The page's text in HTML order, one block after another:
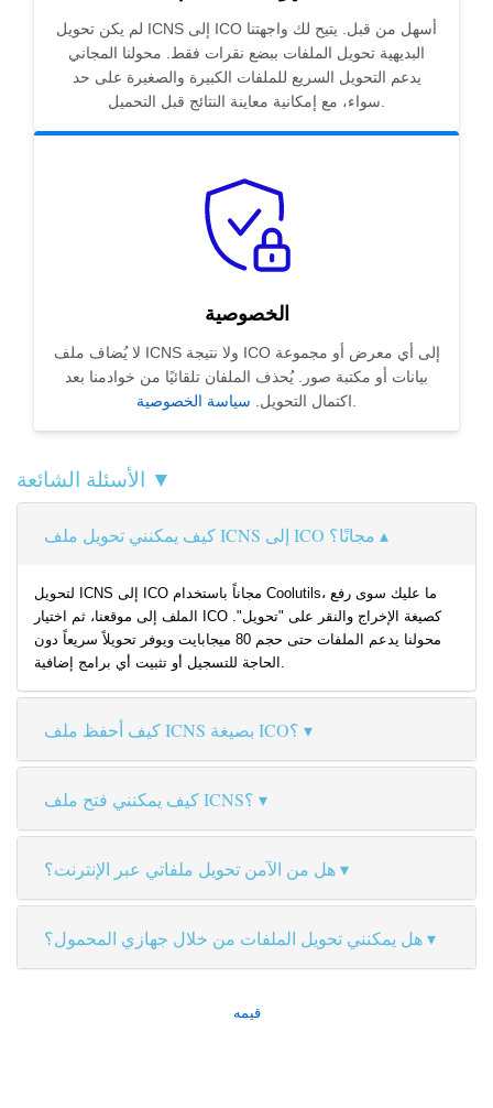
لم يكن تحويل ICNS إلى ICO أسهل من قبل. يتيح لك واجهتنا
البديهية تحويل الملفات ببضع نقرات فقط. محولنا المجاني
يدعم التحويل السريع للملفات الكبيرة والصغيرة على حد
سواء، مع إمكانية معاينة النتائج قبل التحميل.
الخصوصية
لا يُضاف ملف ICNS ولا نتيجة ICO إلى أي معرض أو مجموعة
بيانات أو مكتبة صور. يُحذف الملفان تلقائيًا من خوادمنا بعد
اكتمال التحويل. سياسة الخصوصية .
الأسئلة الشائعة ▼
كيف يمكنني تحويل ملف ICNS إلى ICO مجانًا؟
لتحويل ICNS إلى ICO مجاناً باستخدام Coolutils، ما عليك سوى رفع
الملف إلى موقعنا، ثم اختيار ICO كصيغة الإخراج والنقر على "تحويل".
محولنا يدعم الملفات حتى حجم 80 ميجابايت ويوفر تحويلاً سريعاً دون
الحاجة للتسجيل أو تثبيت أي برامج إضافية.
كيف أحفظ ملف ICNS بصيغة ICO؟
كيف يمكنني فتح ملف ICNS؟
هل من الآمن تحويل ملفاتي عبر الإنترنت؟
هل يمكنني تحويل الملفات من خلال جهازي المحمول؟
قيمه